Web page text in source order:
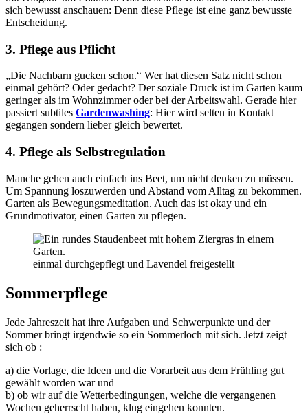
sich bewusst anschauen: Denn diese Pflege ist eine ganz bewusste
Entscheidung.
3. Pflege aus Pflicht
„Die Nachbarn gucken schon.“ Wer hat diesen Satz nicht schon
einmal gehört? Oder gedacht? Der soziale Druck ist im Garten kaum
geringer als im Wohnzimmer oder bei der Arbeitswahl. Gerade hier
passiert subtiles Gardenwashing: Hier wird selten in Kontakt
gegangen sondern lieber gleich bewertet.
4. Pflege als Selbstregulation
Manche gehen auch einfach ins Beet, um nicht denken zu müssen.
Um Spannung loszuwerden und Abstand vom Alltag zu bekommen.
Garten als Bewegungsmeditation. Auch das ist okay und ein
Grundmotivator, einen Garten zu pflegen.
einmal durchgepflegt und Lavendel freigestellt
Sommerpflege
Jede Jahreszeit hat ihre Aufgaben und Schwerpunkte und der
Sommer bringt irgendwie so ein Sommerloch mit sich. Jetzt zeigt
sich ob :
a) die Vorlage, die Ideen und die Vorarbeit aus dem Frühling gut
gewählt worden war und
b) ob wir auf die Wetterbedingungen, welche die vergangenen
Wochen geherrscht haben, klug eingehen konnten.